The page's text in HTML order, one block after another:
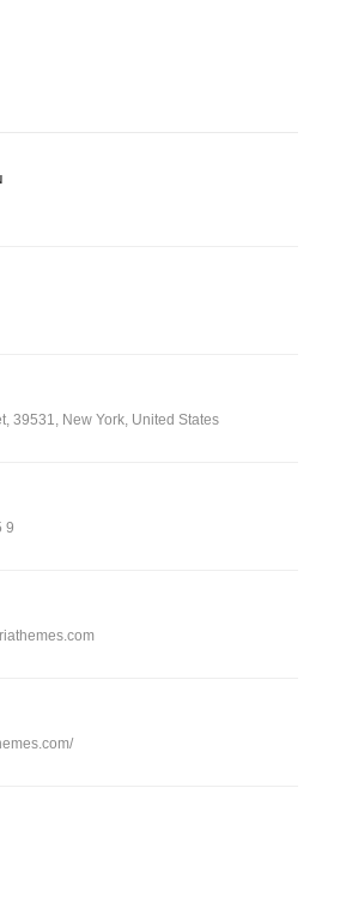
39531, New York, United States
9